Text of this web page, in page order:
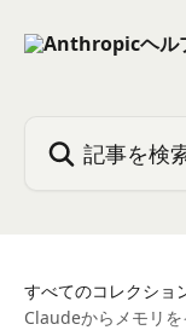
すべてのコレクショ
Claudeからメモリ